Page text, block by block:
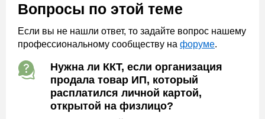
Вопросы по этой теме
Если вы не нашли ответ, то задайте вопрос нашему
профессиональному сообществу на форуме.
Нужна ли ККТ, если организация
продала товар ИП, который
расплатился личной картой,
открытой на физлицо?